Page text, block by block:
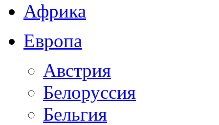
Африка
Европа
Австрия
Белоруссия
Бельгия